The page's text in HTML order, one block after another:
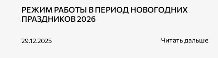
РЕЖИМ РАБОТЫ В ПЕРИОД НОВОГОДНИХ
ПРАЗДНИКОВ 2026
29.12.2025 Читать дальше